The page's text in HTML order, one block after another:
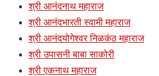
श्री आनंदनाथ महाराज
श्री आनंदभारती स्वामी महाराज
श्री आनंदयोगेश्वर निळकंठ महाराज
श्री उपासनी बाबा साकोरी
श्री एकनाथ महाराज